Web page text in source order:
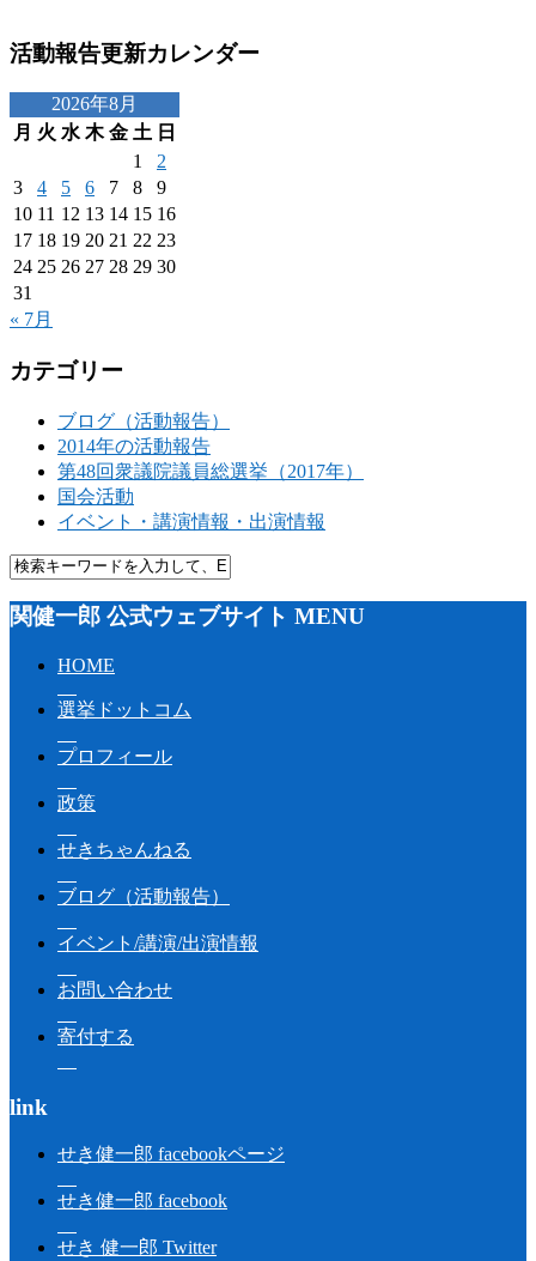
活動報告更新カレンダー
2026年8月
月 火 水 木 金 土 日
1
2
3
4 5 6 7 8
9
10 11 12 13 14 15 16
17 18 19 20 21 22 23
24 25 26 27 28 29 30
31
« 7月
カテゴリー
ブログ（活動報告）
2014年の活動報告
第48回衆議院議員総選挙（2017年）
国会活動
イベント・講演情報・出演情報
関健一郎 公式ウェブサイト MENU
HOME
選挙ドットコム
プロフィール
政策
せきちゃんねる
ブログ（活動報告）
イベント/講演/出演情報
お問い合わせ
寄付する
link
せき健一郎 facebookページ
せき健一郎 facebook
せき 健一郎 Twitter